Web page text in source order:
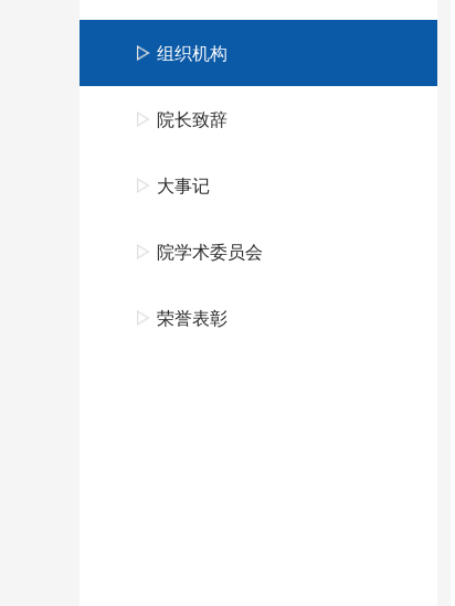
组织机构
院长致辞
大事记
院学术委员会
荣誉表彰